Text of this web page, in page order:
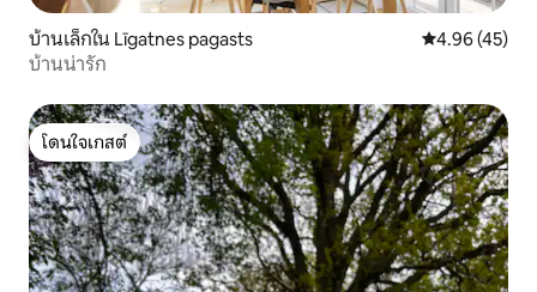
บ้านเล็กใน Līgatnes pagasts คะแนนเฉลี่ย
4.96 (45)
บ้านน่ารัก
โดนใจเกสต์
โดนใจเกสต์